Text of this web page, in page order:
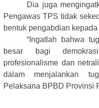
Dia juga
Pengawas TPS tidak
bentuk pengabdian
“Ingatlah bahwa
besar bagi
profesionalisme dan
dalam menjalankan
Pelaksana BPBD Provinsi